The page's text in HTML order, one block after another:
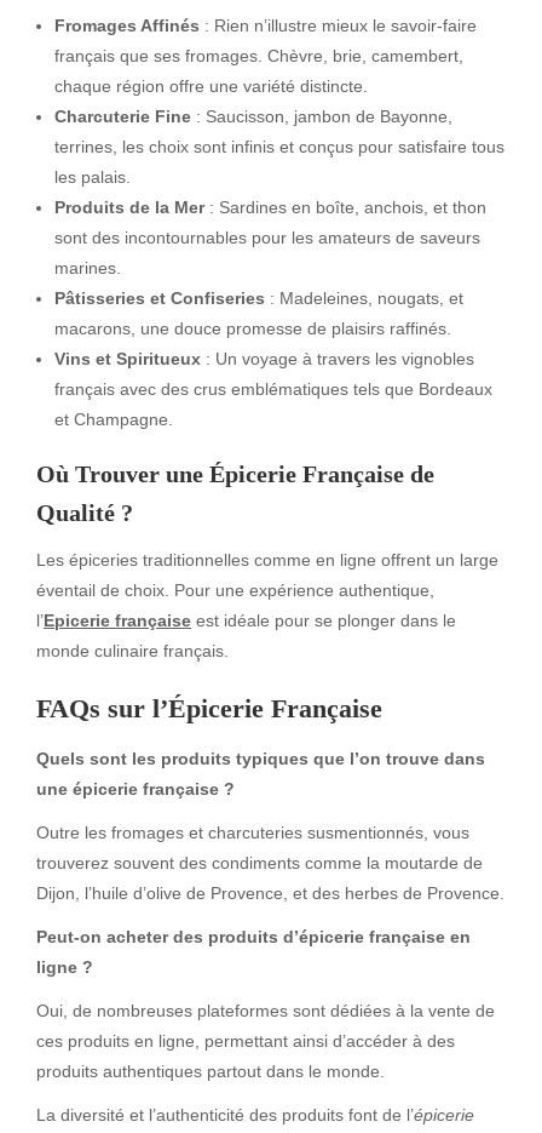
Fromages Affinés : Rien n’illustre mieux le savoir-faire
français que ses fromages. Chèvre, brie, camembert,
chaque région offre une variété distincte.
Charcuterie Fine : Saucisson, jambon de Bayonne,
terrines, les choix sont infinis et conçus pour satisfaire tous
les palais.
Produits de la Mer: Sardines en boîte, anchois, et thon
sont des incontournables pour les amateurs de saveurs
marines.
Pâtisseries et Confiseries : Madeleines, nougats, et
macarons, une douce promesse de plaisirs raffinés.
Vins et Spiritueux : Un voyage à travers les vignobles
français avec des crus emblématiques tels que Bordeaux
et Champagne.
Où Trouver une Épicerie Française de
Qualité ?
Les épiceries traditionnelles comme en ligne offrent un large
éventail de choix. Pour une expérience authentique,
l’Epicerie française est idéale pour se plonger dans le
monde culinaire français.
FAQs sur l’Épicerie Française
Quels sont les produits typiques que l’on trouve dans
une épicerie française ?
Outre les fromages et charcuteries susmentionnés, vous
trouverez souvent des condiments comme la moutarde de
Dijon, l’huile d’olive de Provence, et des herbes de Provence.
Peut-on acheter des produits d’épicerie française en
ligne ?
Oui, de nombreuses plateformes sont dédiées à la vente de
ces produits en ligne, permettant ainsi d’accéder à des
produits authentiques partout dans le monde.
La diversité et l’authenticité des produits font de l’épicerie